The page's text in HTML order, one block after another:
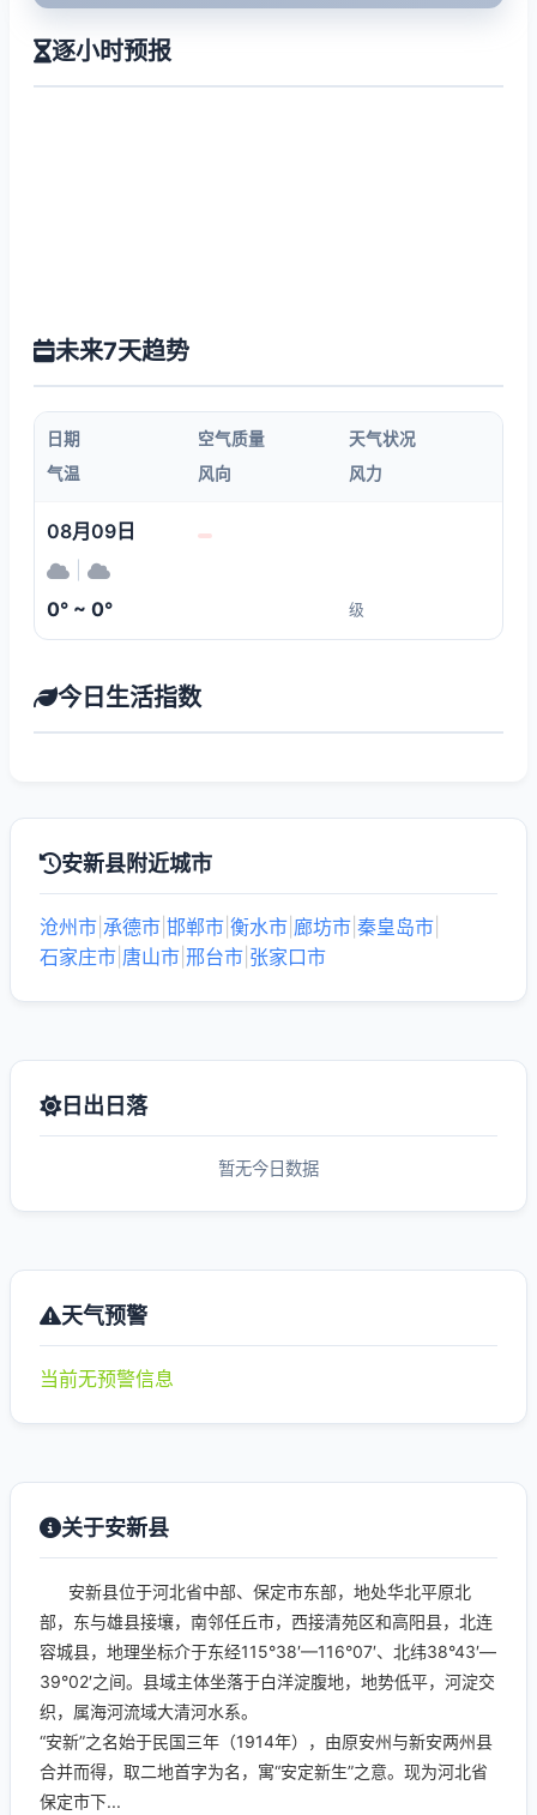
逐小时预报
未来7天趋势
日期 空气质量
天气状况
气温
风向 风力
08月09日
0° ~ 0° 级
今日生活指数
安新县附近城市
沧州市 承德市 邯郸市 衡水市 廊坊市 秦皇岛市
石家庄市 唐山市 邢台市 张家口市
日出日落
暂无今日数据
天气预警
当前无预警信息
关于安新县
安新县位于河北省中部、保定市东部，地处华北平原北
部，东与雄县接壤，南邻任丘市，西接清苑区和高阳县，北连
容城县，地理坐标介于东经115°38′—116°07′、北纬38°43′—
39°02′之间。县域主体坐落于白洋淀腹地，地势低平，河淀交
织，属海河流域大清河水系。
“安新”之名始于民国三年（1914年），由原安州与新安两州县
合并而得，取二地首字为名，寓“安定新生”之意。现为河北省
保定市下...